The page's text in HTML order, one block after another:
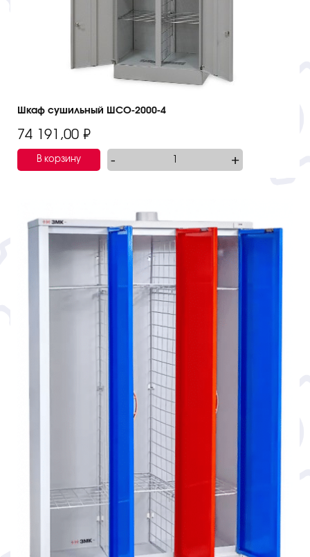
Шкаф сушильный ШСО-2000-4
74 191,00 ₽
В корзину +
-